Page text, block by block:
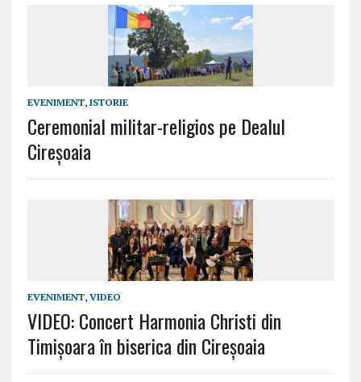
EVENIMENT, ISTORIE
Ceremonial militar-religios pe Dealul
Cireșoaia
EVENIMENT, VIDEO
VIDEO: Concert Harmonia Christi din
Timișoara în biserica din Cireșoaia